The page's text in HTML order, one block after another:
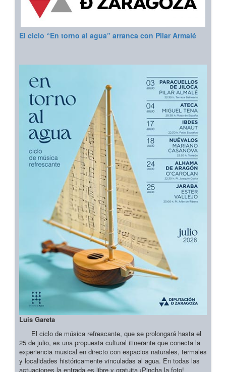
El ciclo “En torno al agua” arranca con Pilar Armalé
Luis Gareta
El ciclo de música refrescante, que se prolongará hasta el
25 de julio, es una propuesta cultural itinerante que conecta la
experiencia musical en directo con espacios naturales, termales
y localidades históricamente vinculadas al agua. En todas las
actuaciones la entrada es libre y gratuita ¡Pincha la foto!